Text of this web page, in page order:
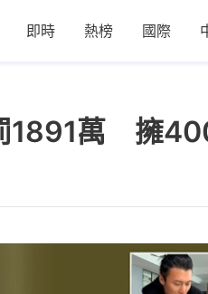
即時 熱榜 國際
1891萬 擁